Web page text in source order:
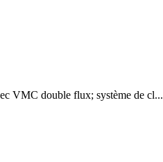
VMC double flux; système de cl...